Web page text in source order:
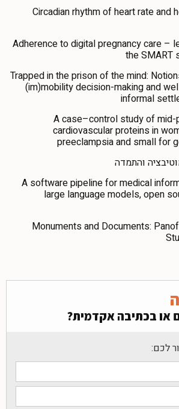
Circadian rhythm of heart rate and
Adherence to digital pregnancy care –
the SMART
Trapped in the prison of the mind:
(im)mobility decision-making and
informal
A case–control study of mid-
cardiovascular proteins in
preeclampsia and small for
והתמדה
A software pipeline for medical
large language models, open
Monuments and Documents:
או בכתיבה אקדמית?
לכם: